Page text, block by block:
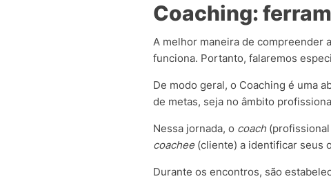
Coaching:
A melhor maneira de compreender
funciona. Portanto, falaremos
De modo geral, o Coaching é uma
de metas, seja no âmbito
Nessa jornada, o coach(profissional
coachee(cliente) a identificar seus
Durante os encontros, são